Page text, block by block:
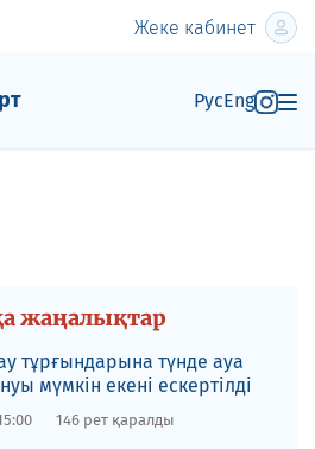
Жеке кабинет
РусEng
жаңалықтар
тұрғындарына түнде ауа
мүмкін екені ескертілді
146 рет қаралды